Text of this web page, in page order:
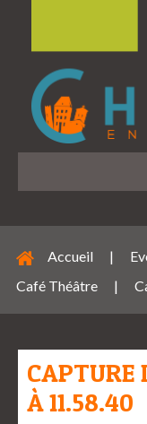
Accueil |
Café Théâtre
|
CAPTURE
À 11.58.40